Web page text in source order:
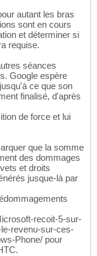
autant les bras
sont en cours
et déterminer si
requise.
séances
Google espère
ce que son
finalisé, d'après
de force et lui
que la somme
des dommages
et droits
jusque-là par
recoit-5-sur-
revenu-sur-ces-
Phone/ pour